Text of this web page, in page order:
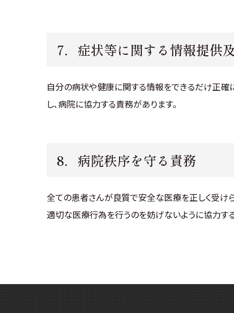
7．症状等に関する情報提供
自分の病状や健康に関する情報をできるだけ正確
し、病院に協力する責務があります。
8．病院秩序を守る責務
全ての患者さんが良質で安全な医療を正しく受け
適切な医療行為を行うのを妨げないように協力す